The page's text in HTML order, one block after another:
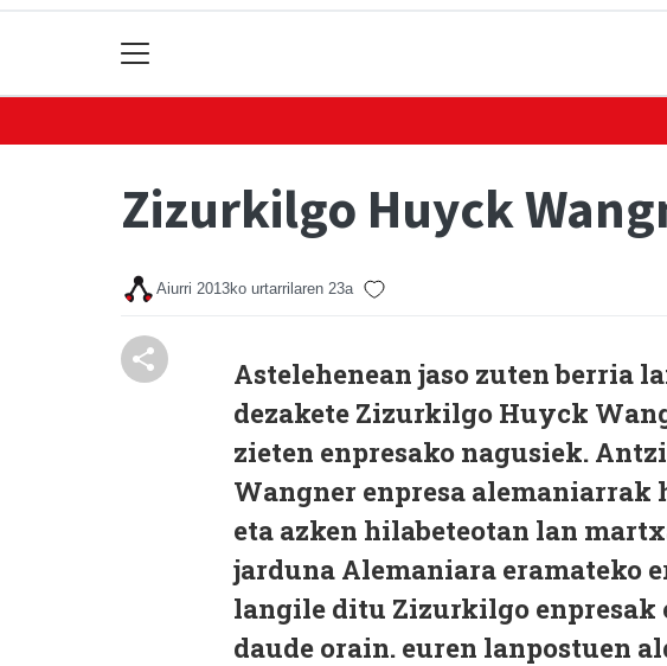
Zizurkilgo Huyck
Aiurri 2013ko urtarrilaren 23a
Astelehenean jaso zuten berria
dezakete Zizurkilgo Huyck
zieten enpresako nagusiek.
Wangner enpresa alemaniarrak
eta azken hilabeteotan lan
jarduna Alemaniara eramateko
langile ditu Zizurkilgo
daude orain. euren lanpostuen